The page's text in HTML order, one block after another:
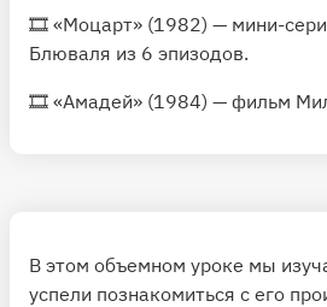
🎞 «Моцарт» (1982) — мини-
Блюваля из 6 эпизодов.
🎞 «Амадей» (1984) — фильм
В этом объемном уроке мы
успели познакомиться с его